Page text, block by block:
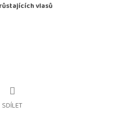
vlasů
SDÍLET